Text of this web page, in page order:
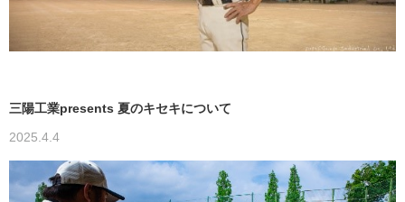
三陽工業presents 夏のキセキについて
2025.4.4